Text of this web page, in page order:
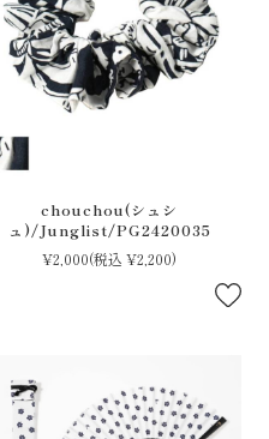
chouchou(シュシ
ュ)/Junglist/PG2420035
¥2,000(税込 ¥2,200)